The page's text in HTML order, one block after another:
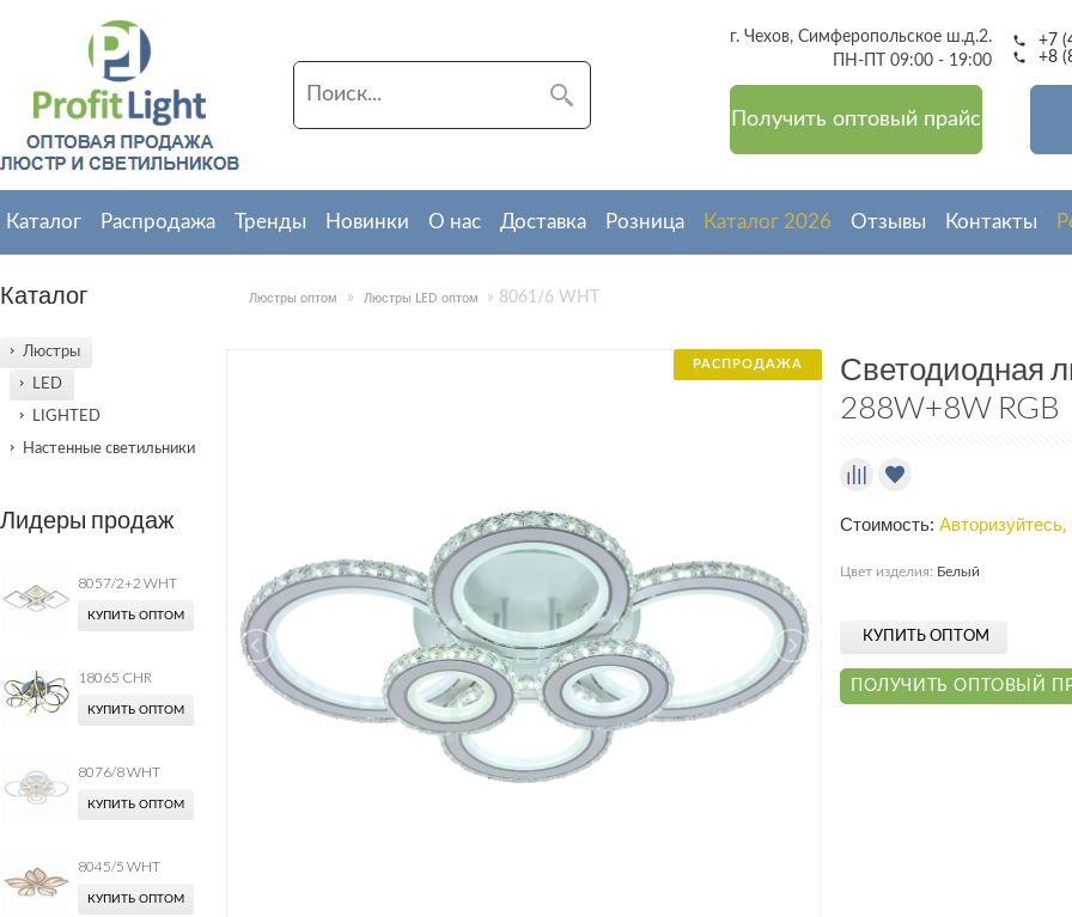
г. Чехов, Симферопольское ш.д.2.
ПН-ПТ 09:00 - 19:00
+7
+8
Получить оптовый прайс
Каталог Распродажа Тренды Новинки О нас Доставка Розница Каталог 2026 Отзывы Контакты
Каталог
Люстры
LED
LIGHTED
Настенные светильники
Лидеры продаж
8057/2+2 WHT
КУПИТЬ ОПТОМ
18065 CHR
КУПИТЬ ОПТОМ
8076/8 WHT
КУПИТЬ ОПТОМ
8045/5 WHT
КУПИТЬ ОПТОМ
Люстры оптом » Люстры LED оптом » 8061/6 WHT
РАСПРОДАЖА
Светодиодная
288W+8W RGB
Стоимость:
Цвет изделия: Белый
КУПИТЬ ОПТОМ
ПОЛУЧИТЬ ОПТОВЫЙ
Приглашаем к сотрудничеству оптовых
Мы обеспечиваем комплексный подход от консультации и принятия
отправки
вашем городе.
Постоянным клиентам предоставляем гибкую систему скидок, а также
ЗАРЕГИСТРИРОВАТЬСЯ